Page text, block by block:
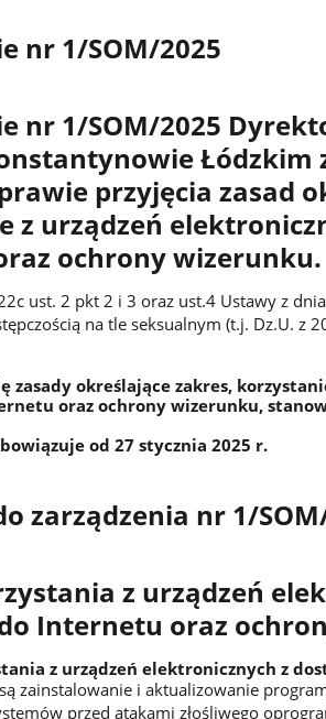
nr 1/SOM/2025
nr 1/SOM/2025
Łódzkim
przyjęcia zasad
z urządzeń
ochrony wizerunku.
ust. 2 pkt 2 i 3 oraz ust.4 Ustawy z
na tle seksualnym (t.j. Dz.U. z
zasady określające zakres,
oraz ochrony wizerunku,
od 27 stycznia 2025 r.
zarządzenia nr 1/
z urządzeń
Internetu oraz
z urządzeń elektronicznych z
zainstalowanie i aktualizowanie
przed atakami złośliwego